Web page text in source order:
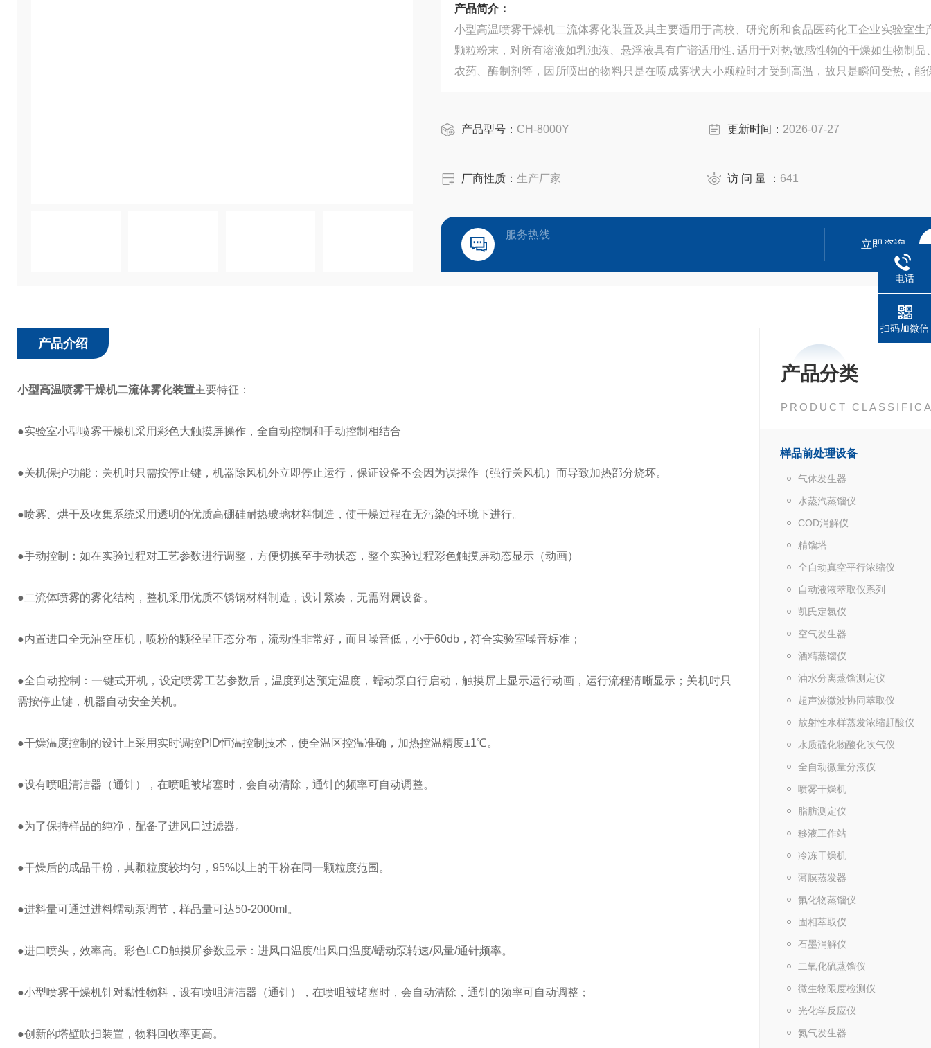
产品简介：
小型高温喷雾干燥机二流体雾化装置及其主要适用于高校、研究所和食品医药化工企业实验室生
颗粒粉末，对所有溶液如乳浊液、悬浮液具有广谱适用性, 适用于对热敏感性物的干燥如生物制品
农药、酶制剂等，因所喷出的物料只是在喷成雾状大小颗粒时才受到高温，故只是瞬间受热，能
产品型号： CH-8000Y 更新时间： 2026-07-27
厂商性质： 生产厂家 访 问 量 ： 641
服务热线
立即咨询
产品分类
PRODUCT
样品前处理设备
气体发生器
水蒸汽蒸馏仪
COD消解仪
精馏塔
全自动真空平行浓缩仪
自动液液萃取仪系列
凯氏定氮仪
空气发生器
酒精蒸馏仪
油水分离蒸馏测定仪
超声波微波协同萃取仪
放射性水样蒸发浓缩赶酸仪
水质硫化物酸化吹气仪
全自动微量分液仪
喷雾干燥机
脂肪测定仪
移液工作站
冷冻干燥机
薄膜蒸发器
氟化物蒸馏仪
固相萃取仪
石墨消解仪
二氧化硫蒸馏仪
微生物限度检测仪
光化学反应仪
氮气发生器
产品介绍
小型高温喷雾干燥机二流体雾化装置主要特征：
●实验室小型喷雾干燥机采用彩色大触摸屏操作，全自动控制和手动控制相结合
●关机保护功能：关机时只需按停止键，机器除风机外立即停止运行，保证设备不会因为误操作（强行关风机）而导致加热部分烧坏。
●喷雾、烘干及收集系统采用透明的优质高硼硅耐热玻璃材料制造，使干燥过程在无污染的环境下进行。
●手动控制：如在实验过程对工艺参数进行调整，方便切换至手动状态，整个实验过程彩色触摸屏动态显示（动画）
●二流体喷雾的雾化结构，整机采用优质不锈钢材料制造，设计紧凑，无需附属设备。
●内置进口全无油空压机，喷粉的颗径呈正态分布，流动性非常好，而且噪音低，小于60db，符合实验室噪音标准；
●全自动控制：一键式开机，设定喷雾工艺参数后，温度到达预定温度，蠕动泵自行启动，触摸屏上显示运行动画，运行流程清晰显示；关机时只
需按停止键，机器自动安全关机。
●干燥温度控制的设计上采用实时调控PID恒温控制技术，使全温区控温准确，加热控温精度±1℃。
●设有喷咀清洁器（通针），在喷咀被堵塞时，会自动清除，通针的频率可自动调整。
●为了保持样品的纯净，配备了进风口过滤器。
●干燥后的成品干粉，其颗粒度较均匀，95%以上的干粉在同一颗粒度范围。
●进料量可通过进料蠕动泵调节，样品量可达50-2000ml。
●进口喷头，效率高。彩色LCD触摸屏参数显示：进风口温度/出风口温度/蠕动泵转速/风量/通针频率。
●小型喷雾干燥机针对黏性物料，设有喷咀清洁器（通针），在喷咀被堵塞时，会自动清除，通针的频率可自动调整；
●创新的塔壁吹扫装置，物料回收率更高。
电话
扫码加微信